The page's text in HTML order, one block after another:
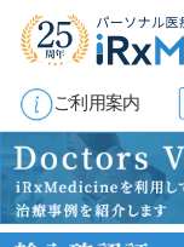
ご利用案内